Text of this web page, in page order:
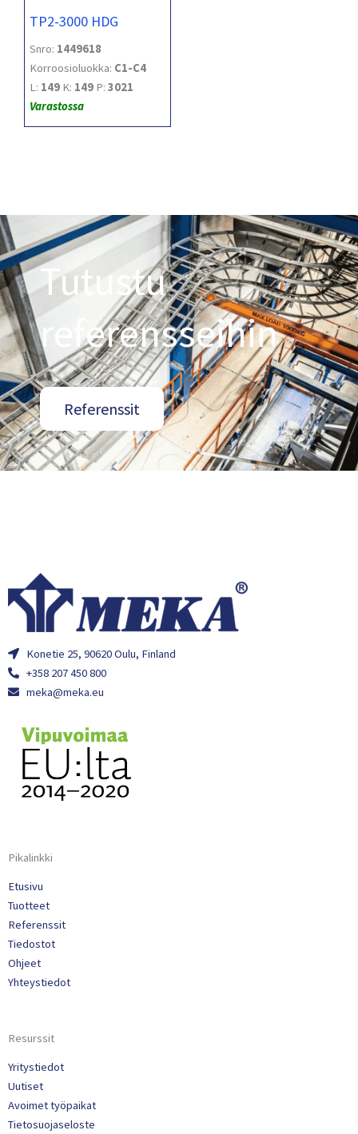
TP2-3000 HDG
Snro: 1449618
Korroosioluokka: C1-C4
L: 149 K: 149 P: 3021
Varastossa
Tutustu
referensseihin
Referenssit
Konetie 25, 90620 Oulu, Finland
+358 207 450 800
meka@meka.eu
Pikalinkki
Etusivu
Tuotteet
Referenssit
Tiedostot
Ohjeet
Yhteystiedot
Resurssit
Yritystiedot
Uutiset
Avoimet työpaikat
Tietosuojaseloste